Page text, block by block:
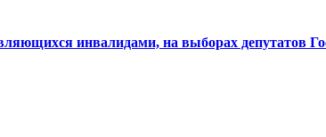
инвалидами, на выборах депутатов